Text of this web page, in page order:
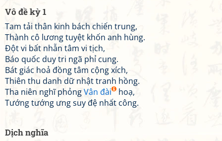
Vô đề kỳ 1
Tam tải thân kinh bách chiến trung,
Thành cô lương tuyệt khốn anh hùng.
Đột vi bất nhẫn tâm vi tịch,
Báo quốc duy tri ngã phỉ cung.
Bát giác hoả đồng tâm cộng xích,
Thiên thu danh dữ nhật tranh hồng.
Tha niên nghĩ phỏngVân đài
hoạ,
Tướng tướng ưng suy đệ nhất công.
Dịch nghĩa